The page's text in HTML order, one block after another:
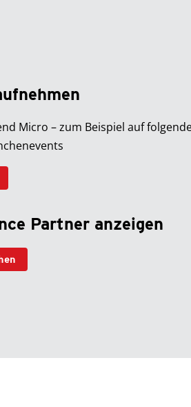
Micro – zum Beispiel auf
Partner anzeigen